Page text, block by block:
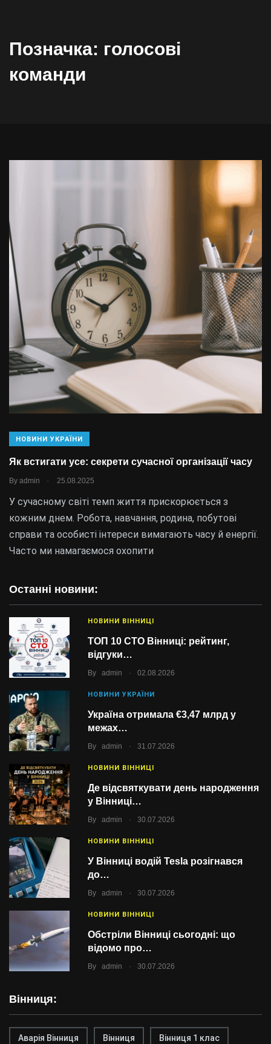
Позначка: голосові
команди
НОВИНИ УКРАЇНИ
Як встигати усе: секрети сучасної організації часу
By admin . 25.08.2025
У сучасному світі темп життя прискорюється з
кожним днем. Робота, навчання, родина, побутові
справи та особисті інтереси вимагають часу й енергії.
Часто ми намагаємося охопити
Останні новини:
НОВИНИ ВІННИЦІ
ТОП 10 СТО Вінниці: рейтинг,
відгуки…
By admin . 02.08.2026
НОВИНИ УКРАЇНИ
Україна отримала €3,47 млрд у
межах…
By admin . 31.07.2026
НОВИНИ ВІННИЦІ
Де відсвяткувати день народження
у Вінниці…
By admin . 30.07.2026
НОВИНИ ВІННИЦІ
У Вінниці водій Tesla розігнався
до…
By admin . 30.07.2026
НОВИНИ ВІННИЦІ
Обстріли Вінниці сьогодні: що
відомо про…
By admin . 30.07.2026
Вінниця:
Аварія Вінниця Вінниця Вінниця 1 клас